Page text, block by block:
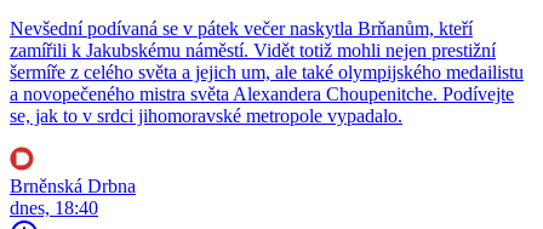
Nevšední podívaná se v pátek večer naskytla Brňanům, kteří
zamířili k Jakubskému náměstí. Vidět totiž mohli nejen prestižní
šermíře z celého světa a jejich um, ale také olympijského medailistu
a novopečeného mistra světa Alexandera Choupenitche. Podívejte
se, jak to v srdci jihomoravské metropole vypadalo.
Brněnská Drbna
dnes, 18:40